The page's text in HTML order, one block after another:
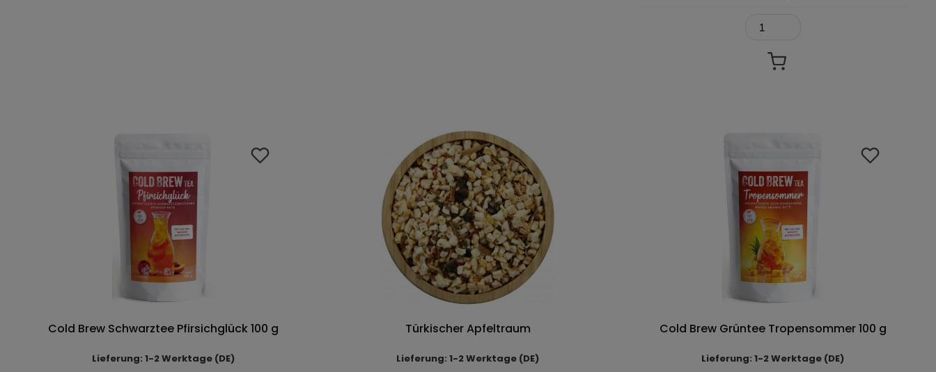
Cold Brew Schwarztee Pfirsichglück 100 g
Lieferung: 1-2 Werktage (DE)
Türkischer Apfeltraum
Lieferung: 1-2 Werktage (DE)
Cold Brew Grüntee Tropensommer 100 g
Lieferung: 1-2 Werktage (DE)